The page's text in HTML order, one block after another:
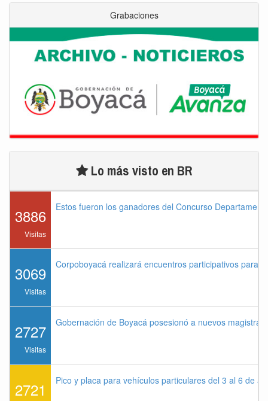
Grabaciones
Lo más visto en BR
3886
Visitas
Estos fueron los ganadores del Concurso
3069
Visitas
Corpoboyacá realizará encuentros participativos para
2727
Visitas
Gobernación de Boyacá posesionó a nuevos
2721 Pico y placa para vehículos particulares del 3 al 6 de